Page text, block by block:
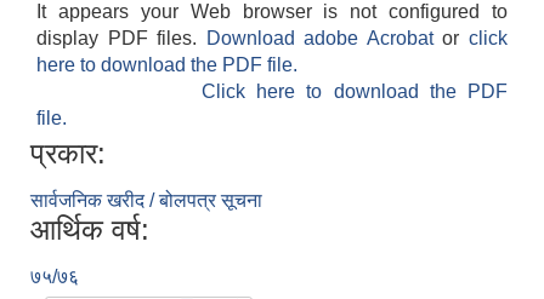
It appears your Web browser is not configured to
display PDF files.
Download adobe Acrobatorclick
here to download the PDF file.
Click here to download the PDF
file.
प्रकार:
सार्वजनिक खरीद / बोलपत्र सूचना
आर्थिक वर्ष:
७५/७६